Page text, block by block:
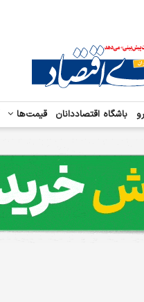
باشگاه اقتصاددانان قیمت‌ها